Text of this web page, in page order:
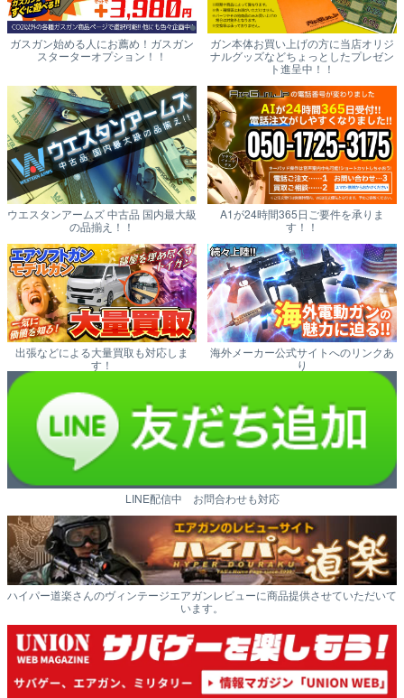
ガスガン始める人にお薦め！ガスガン
スターターオプション！！
ガン本体お買い上げの方に当店オリジ
ナルグッズなどちょっとしたプレゼン
ト進呈中！！
ウエスタンアームズ 中古品 国内最大級
の品揃え！！
A1が24時間365日ご要件を承りま
す！！
出張などによる大量買取も対応しま
す！
海外メーカー公式サイトへのリンクあ
り
LINE配信中 お問合わせも対応
ハイパー道楽さんのヴィンテージエアガンレビューに商品提供させていただいて
います。